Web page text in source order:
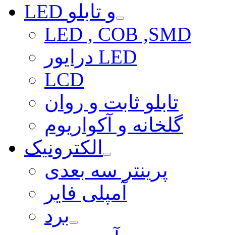
LED و تابلو
LED , COB ,SMD
درایور LED
LCD
تابلو ثابت و روان
گلخانه و آکواریوم
الکترونیک
پرینتر سه بعدی
آمپلی فایر
برد